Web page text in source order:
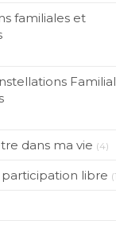
familiales et
dans ma vie (4)
libre